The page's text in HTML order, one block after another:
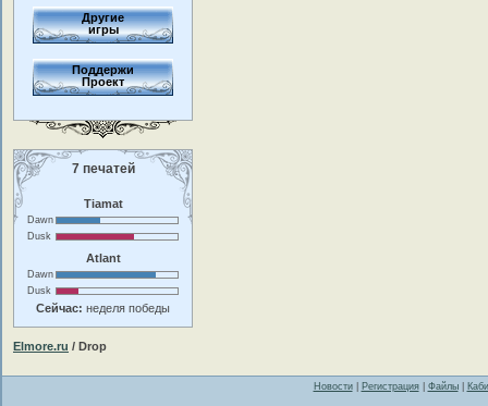
Другие
игры
Поддержи
Проект
7 печатей
Tiamat
Dawn
Dusk
Atlant
Dawn
Dusk
Сейчас: неделя победы
Elmore.ru / Drop
Новости| Регистрация| Файлы|